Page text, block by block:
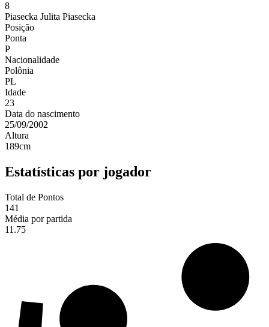
8
Piasecka Julita Piasecka
Posição
Ponta
P
Nacionalidade
Polônia
PL
Idade
23
Data do nascimento
25/09/2002
Altura
189cm
Estatísticas por jogador
Total de Pontos
141
Média por partida
11.75